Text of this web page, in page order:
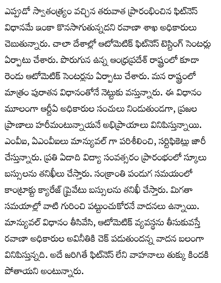
ఎప్పుడో స్వాతంత్ర్యం వచ్చిన తరువాత ప్రారంభించిన ఫిట్‌నెస్‌
విధానమే ఇంకా కొనసాగుతున్నదని రవాణా శాఖ అధికారులు
చెబుతున్నారు. చాలా దేశాల్లో ఆటోమెటిక్ ఫిట్‌నెస్‌ టెస్టింగ్ సెంటర్లు
ఏర్పాటు చేశారు. పొరుగున ఉన్న ఆంధ్రప్రదేశ్ రాష్ట్రంలో కూడా
రెండు ఆటోమెటిక్ సెంటర్లను ఏర్పాటు చేశారు. మన రాష్ట్రంలో
మాత్రం పురాతన విధానంతోనే నెట్టుకు వస్తున్నారు. ఈ విధానం
మూలంగా ఆర్టీఏ అధికారుల సంచులు నిండుతుండగా, ప్రజల
ప్రాణాలు హరీమంటున్నాయనే అభిప్రాయాలు వినిపిస్తున్నాయి.
ఎంవీఐ, ఏఎంవీఐలు మాన్యువల్ గా పరిశీలించి, సర్టిఫికెట్లు జారీ
చేస్తున్నారు. ప్రతి ఏడాది విద్యా సంవత్సరం ప్రారంభంలో స్కూలు
బస్సులను తనిఖీలు చేస్తారు. సంక్రాంతి పండుగ సమయంలో
కాంట్రాక్టు క్యారేజ్ ప్రైవేటు బస్సులను తనిఖీ చేస్తారు. మిగతా
సమయాల్లో వాటి గురించి పట్టుంచుకోరనే వాదనలు ఉన్నాయి.
మాన్యువల్ విధానం తీసివేసి, ఆటోమెటిక్ వ్యవస్థను తీసుకువస్తే
రవాణా అధికారుల అవినీతికి చెక్ పడుతుందన్న వాదన బలంగా
వినిపిస్తున్నది. అదే జరిగితే ఫిట్‌నెస్‌ లేని వాహనాలు తుక్కు కిందకి
పోతాయని అంటున్నారు.